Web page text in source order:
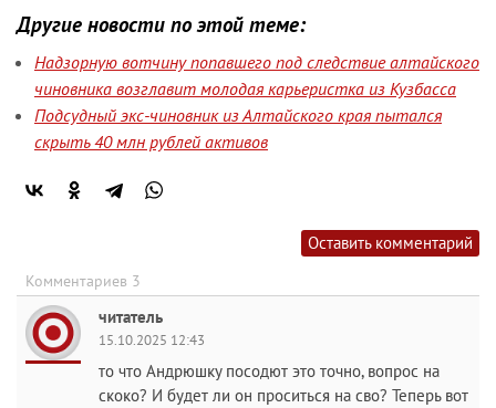
Другие новости по этой теме:
Надзорную вотчину попавшего под следствие алтайского
чиновника возглавит молодая карьеристка из Кузбасса
Подсудный экс-чиновник из Алтайского края пытался
скрыть 40 млн рублей активов
Оставить комментарий
Комментариев 3
читатель
15.10.2025 12:43
то что Андрюшку посодют это точно, вопрос на
скоко? И будет ли он проситься на сво? Теперь вот